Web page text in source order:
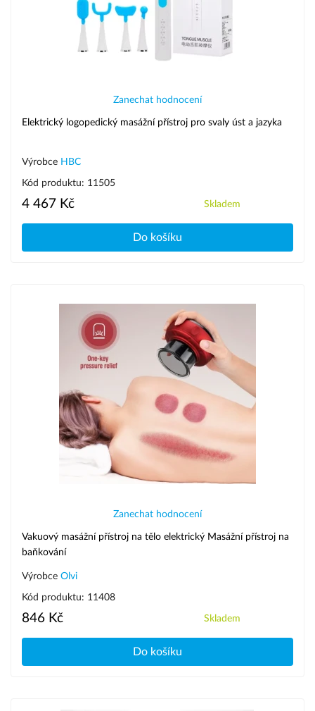
Zanechat hodnocení
Elektrický logopedický masážní přístroj pro svaly úst a jazyka
Výrobce HBC
Kód produktu: 11505
4 467 Kč Skladem
Do košíku
Zanechat hodnocení
Vakuový masážní přístroj na tělo elektrický Masážní přístroj na
baňkování
Výrobce Olvi
Kód produktu: 11408
846 Kč Skladem
Do košíku